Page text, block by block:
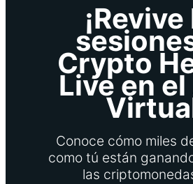
Crypto
Live en
Conoce cómo miles
como tú están
las